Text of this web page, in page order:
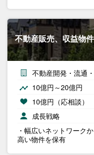
不動産販売、収益物
不動産開発・流通
10億円～20億円
10億円（応相談）
成長戦略
・幅広いネットワーク
高い物件を保有